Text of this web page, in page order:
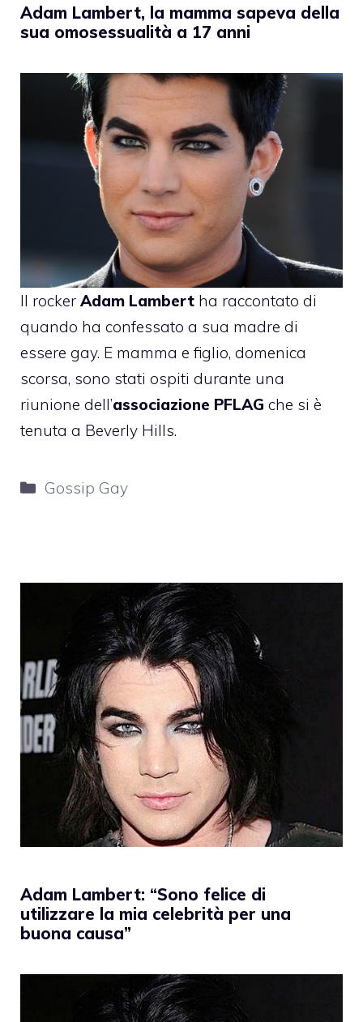
Adam Lambert, la mamma sapeva della
sua omosessualità a 17 anni
Il rocker Adam Lambert ha raccontato di
quando ha confessato a sua madre di
essere gay. E mamma e figlio, domenica
scorsa, sono stati ospiti durante una
riunione dell’associazione PFLAG che si è
tenuta a Beverly Hills.
Categorie
Gossip Gay
Adam Lambert: “Sono felice di
utilizzare la mia celebrità per una
buona causa”